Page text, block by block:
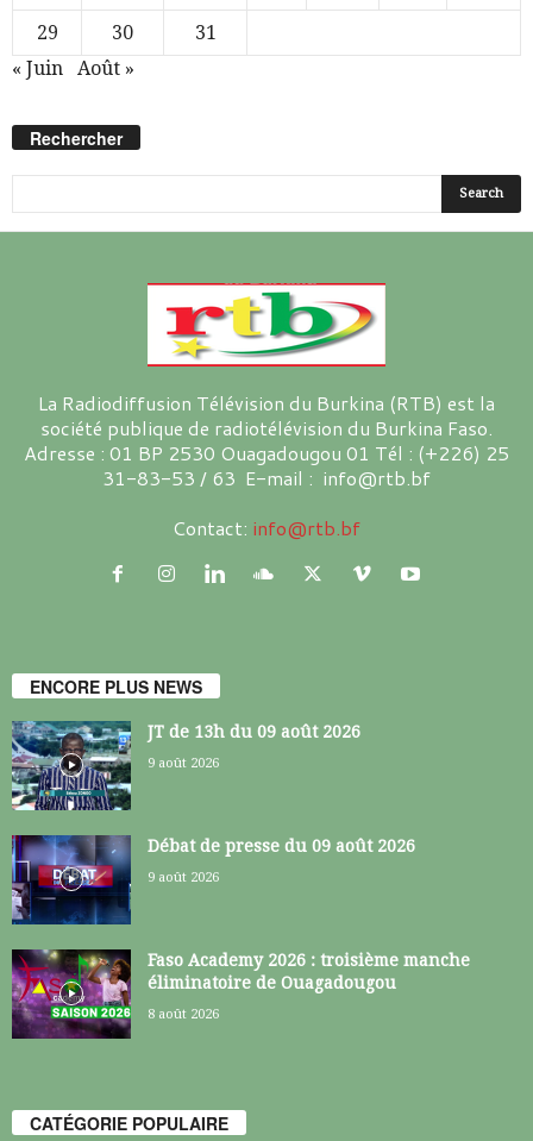
29
30
31
« Juin
Août »
Rechercher
La Radiodiffusion Télévision du Burkina (RTB) est la
société publique de radiotélévision du Burkina Faso.
Adresse : 01 BP 2530 Ouagadougou 01 Tél : (+226) 25
31-83-53 / 63 E-mail : info@rtb.bf
Contact: info@rtb.bf
ENCORE PLUS NEWS
JT de 13h du 09 août 2026
9 août 2026
Débat de presse du 09 août 2026
9 août 2026
Faso Academy 2026 : troisième manche
éliminatoire de Ouagadougou
8 août 2026
CATÉGORIE POPULAIRE